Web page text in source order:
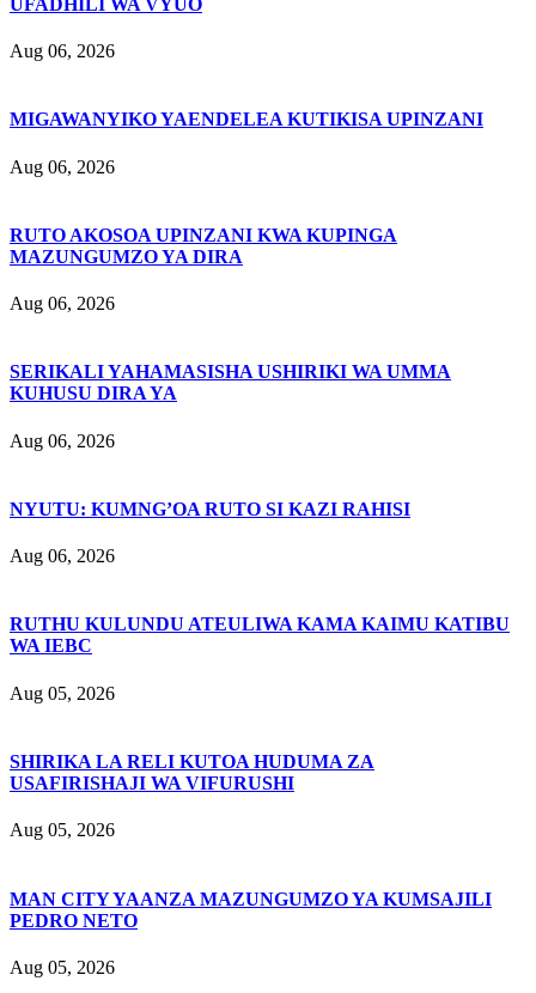
Aug 06, 2026
MIGAWANYIKO YAENDELEA KUTIKISA UPINZANI
Aug 06, 2026
RUTO AKOSOA UPINZANI KWA KUPINGA
MAZUNGUMZO YA DIRA
Aug 06, 2026
SERIKALI YAHAMASISHA USHIRIKI WA UMMA
KUHUSU DIRA YA
Aug 06, 2026
NYUTU: KUMNG’OA RUTO SI KAZI RAHISI
Aug 06, 2026
RUTHU KULUNDU ATEULIWA KAMA KAIMU KATIBU
WA IEBC
Aug 05, 2026
SHIRIKA LA RELI KUTOA HUDUMA ZA
USAFIRISHAJI WA VIFURUSHI
Aug 05, 2026
MAN CITY YAANZA MAZUNGUMZO YA KUMSAJILI
PEDRO NETO
Aug 05, 2026